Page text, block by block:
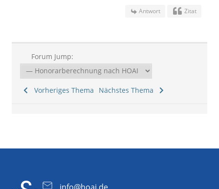
Antwort Zitat
Forum Jump:
Vorheriges Thema Nächstes Thema